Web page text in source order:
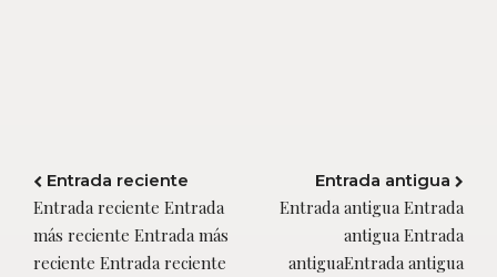
Entrada reciente
Entrada reciente Entrada
más reciente Entrada más
reciente Entrada reciente
Entrada antigua
Entrada antigua Entrada
antigua Entrada
antiguaEntrada antigua